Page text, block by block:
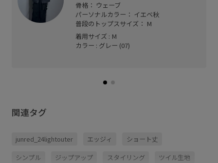
骨格： ウェーブ
パーソナルカラー： イエベ秋
普段のトップスサイズ： M
着用サイズ : M
カラー : グレー (07)
関連タグ
junred_24lightouter エッジィ ショート丈
シンプル ジップアップ スタイリング ツイル生地